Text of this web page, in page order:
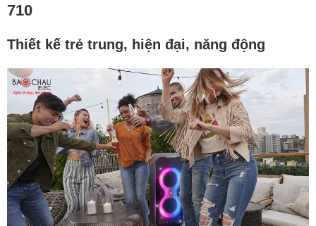
710
Thiết kế trẻ trung, hiện đại, năng động